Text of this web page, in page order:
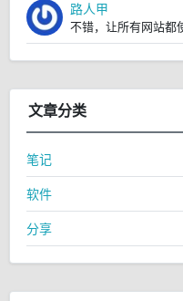
路人甲
不错，让所有网站都
文章分类
笔记
软件
分享